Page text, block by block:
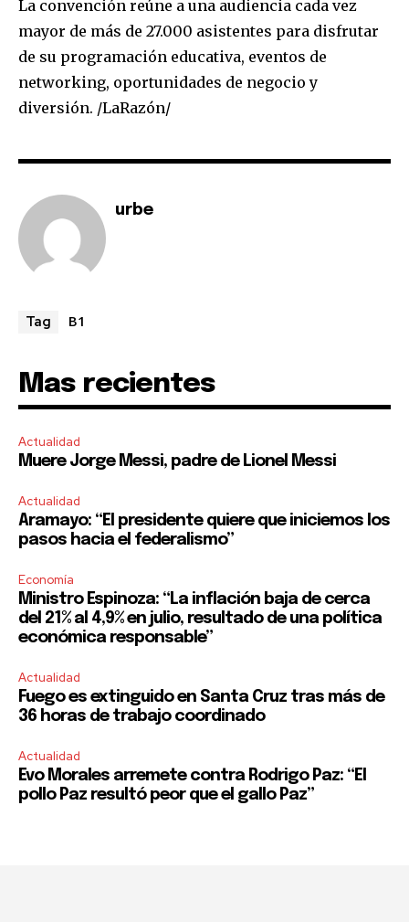
La convención reúne a una audiencia cada vez
mayor de más de 27.000 asistentes para disfrutar
de su programación educativa, eventos de
networking, oportunidades de negocio y
diversión. /LaRazón/
urbe
Tag B1
Mas recientes
Actualidad
Muere Jorge Messi, padre de Lionel Messi
Actualidad
Aramayo: “El presidente quiere que iniciemos los
pasos hacia el federalismo”
Economía
Ministro Espinoza: “La inflación baja de cerca
del 21% al 4,9% en julio, resultado de una política
económica responsable”
Actualidad
Fuego es extinguido en Santa Cruz tras más de
36 horas de trabajo coordinado
Actualidad
Evo Morales arremete contra Rodrigo Paz: “El
pollo Paz resultó peor que el gallo Paz”